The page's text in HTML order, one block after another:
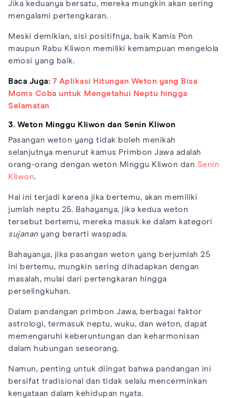
Jika keduanya bersatu, mereka mungkin akan sering
mengalami pertengkaran.
Meski demikian, sisi positifnya, baik Kamis Pon
maupun Rabu Kliwon memiliki kemampuan mengelola
emosi yang baik.
Baca Juga: 7 Aplikasi Hitungan Weton yang Bisa
Moms Coba untuk Mengetahui Neptu hingga
Selamatan
3. Weton Minggu Kliwon dan Senin Kliwon
Pasangan weton yang tidak boleh menikah
selanjutnya menurut kamus Primbon Jawa adalah
orang-orang dengan weton Minggu Kliwon dan Senin
Kliwon.
Hal ini terjadi karena jika bertemu, akan memiliki
jumlah neptu 25. Bahayanya, jika kedua weton
tersebut bertemu, mereka masuk ke dalam kategori
sujanan yang berarti waspada.
Bahayanya, jika pasangan weton yang berjumlah 25
ini bertemu, mungkin sering dihadapkan dengan
masalah, mulai dari pertengkaran hingga
perselingkuhan.
Dalam pandangan primbon Jawa, berbagai faktor
astrologi, termasuk neptu, wuku, dan weton, dapat
memengaruhi keberuntungan dan keharmonisan
dalam hubungan seseorang.
Namun, penting untuk diingat bahwa pandangan ini
bersifat tradisional dan tidak selalu mencerminkan
kenyataan dalam kehidupan nyata.